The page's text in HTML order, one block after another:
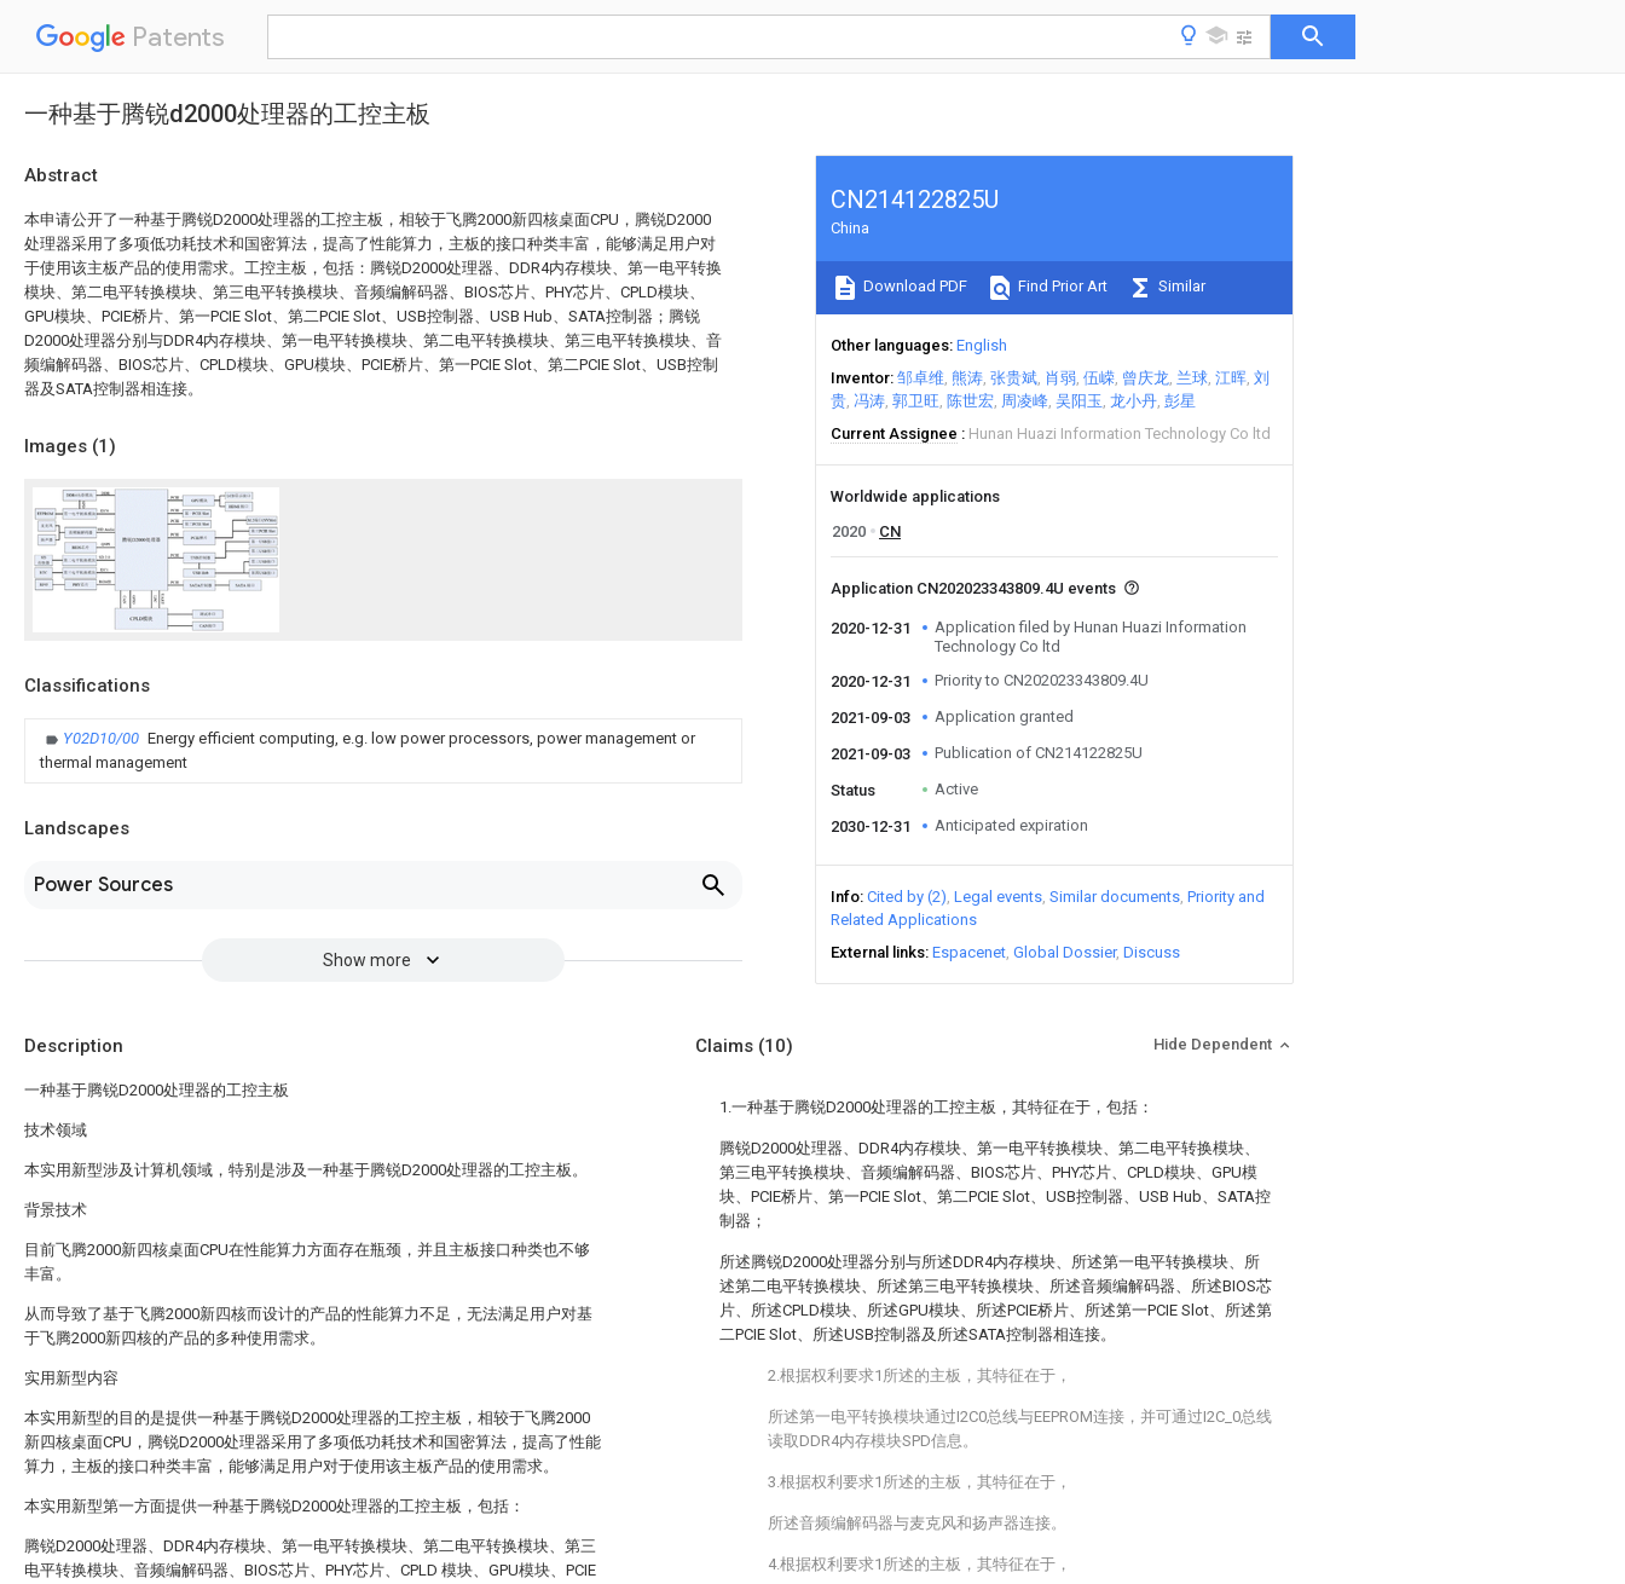
Patents
一种基于腾锐d2000处理器的工控主板
Abstract
本申请公开了一种基于腾锐D2000处理器的工控主板，相较于飞腾2000新四核桌面CPU，腾锐D2000
处理器采用了多项低功耗技术和国密算法，提高了性能算力，主板的接口种类丰富，能够满足用户对
于使用该主板产品的使用需求。工控主板，包括：腾锐D2000处理器、DDR4内存模块、第一电平转换
模块、第二电平转换模块、第三电平转换模块、音频编解码器、BIOS芯片、PHY芯片、CPLD模块、
GPU模块、PCIE桥片、第一PCIE Slot、第二PCIE Slot、USB控制器、USB Hub、SATA控制器；腾锐
D2000处理器分别与DDR4内存模块、第一电平转换模块、第二电平转换模块、第三电平转换模块、音
频编解码器、BIOS芯片、CPLD模块、GPU模块、PCIE桥片、第一PCIE Slot、第二PCIE Slot、USB控制
器及SATA控制器相连接。
Images (1)
Classifications
Y02D10/00 Energy efficient computing, e.g. low power processors, power management or
thermal management
Landscapes
Power Sources
Show more
CN214122825U
China
Download PDF Find Prior Art Similar
Other languages English
Inventor 邹卓维 熊涛 张贵斌 肖弱 伍嵘 曾庆龙 兰球 江晖 刘
贵 冯涛 郭卫旺 陈世宏 周凌峰 吴阳玉 龙小丹 彭星
Current Assignee
Hunan Huazi Information Technology Co ltd
Worldwide applications
2020
CN
Application CN202023343809.4U events
2020-12-31
Application filed by Hunan Huazi Information
Technology Co ltd
2020-12-31
Priority to CN202023343809.4U
2021-09-03 Application granted
2021-09-03 Publication of CN214122825U
Status Active
2030-12-31 Anticipated expiration
Info Cited by (2) Legal events Similar documents Priority and
Related Applications
External links Espacenet Global Dossier Discuss
Description
一种基于腾锐D2000处理器的工控主板
技术领域
本实用新型涉及计算机领域，特别是涉及一种基于腾锐D2000处理器的工控主板。
背景技术
目前飞腾2000新四核桌面CPU在性能算力方面存在瓶颈，并且主板接口种类也不够
丰富。
从而导致了基于飞腾2000新四核而设计的产品的性能算力不足，无法满足用户对基
于飞腾2000新四核的产品的多种使用需求。
实用新型内容
本实用新型的目的是提供一种基于腾锐D2000处理器的工控主板，相较于飞腾2000
新四核桌面CPU，腾锐D2000处理器采用了多项低功耗技术和国密算法，提高了性能
算力，主板的接口种类丰富，能够满足用户对于使用该主板产品的使用需求。
本实用新型第一方面提供一种基于腾锐D2000处理器的工控主板，包括：
腾锐D2000处理器、DDR4内存模块、第一电平转换模块、第二电平转换模块、第三
电平转换模块、音频编解码器、BIOS芯片、PHY芯片、CPLD 模块、GPU模块、PCIE
Claims (10) Hide Dependent
1.一种基于腾锐D2000处理器的工控主板，其特征在于，包括：
腾锐D2000处理器、DDR4内存模块、第一电平转换模块、第二电平转换模块、
第三电平转换模块、音频编解码器、BIOS芯片、PHY芯片、CPLD模块、GPU模
块、PCIE桥片、第一PCIE Slot、第二PCIE Slot、USB控制器、USB Hub、SATA控
制器；
所述腾锐D2000处理器分别与所述DDR4内存模块、所述第一电平转换模块、所
述第二电平转换模块、所述第三电平转换模块、所述音频编解码器、所述BIOS芯
片、所述CPLD模块、所述GPU模块、所述PCIE桥片、所述第一PCIE Slot、所述第
二PCIE Slot、所述USB控制器及所述SATA控制器相连接。
2.根据权利要求1所述的主板，其特征在于，
所述第一电平转换模块通过I2C0总线与EEPROM连接，并可通过I2C_0总线
读取DDR4内存模块SPD信息。
3.根据权利要求1所述的主板，其特征在于，
所述音频编解码器与麦克风和扬声器连接。
4.根据权利要求1所述的主板，其特征在于，